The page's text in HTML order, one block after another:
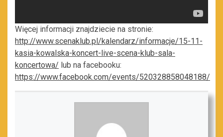
Więcej informacji znajdziecie na stronie:
http://www.scenaklub.pl/kalendarz/informacje/15-11-
kasia-kowalska-koncert-live-scena-klub-sala-
koncertowa/ lub na facebooku:
https://www.facebook.com/events/520328858048188/